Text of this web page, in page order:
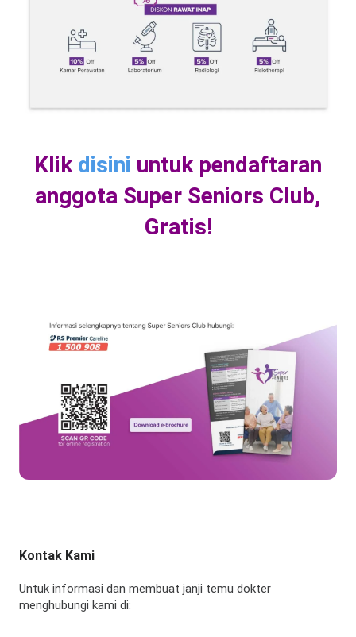
Klik disini untuk pendaftaran
anggota Super Seniors Club,
Gratis!
Kontak Kami
Untuk informasi dan membuat janji temu dokter
menghubungi kami di: